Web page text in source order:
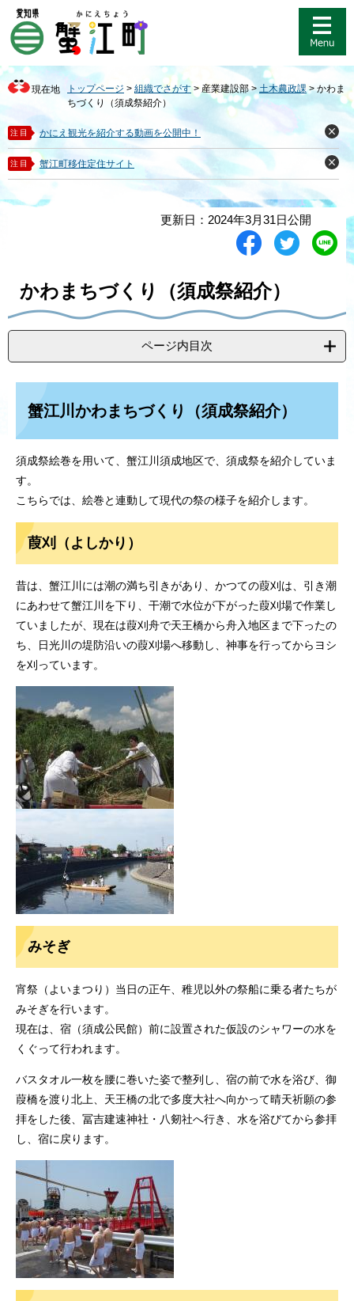
ジ
先
頭
で
す
。
ュ
を
飛
ば
し
て
本
文
現在地 トップページ > 組織でさがす > 産業建設部 > 土木農政課 > かわま
ちづくり（須成祭紹介）
注目 かにえ観光を紹介する動画を公開中！
閉
じ
る
注目 蟹江町移住定住サイト
閉
じ
更新日：2024年3月31日公開
シ
す
る
ツ
る
L
る
かわまちづくり（須成祭紹介）
ページ内目次
蟹江川かわまちづくり（須成祭紹介）
須成祭絵巻を用いて、蟹江川須成地区で、須成祭を紹介していま
す。
こちらでは、絵巻と連動して現代の祭の様子を紹介します。
葭刈（よしかり）
昔は、蟹江川には潮の満ち引きがあり、かつての葭刈は、引き潮
にあわせて蟹江川を下り、干潮で水位が下がった葭刈場で作業し
ていましたが、現在は葭刈舟で天王橋から舟入地区まで下ったの
ち、日光川の堤防沿いの葭刈場へ移動し、神事を行ってからヨシ
を刈っています。
みそぎ
宵祭（よいまつり）当日の正午、稚児以外の祭船に乗る者たちが
みそぎを行います。
現在は、宿（須成公民館）前に設置された仮設のシャワーの水を
くぐって行われます。
バスタオル一枚を腰に巻いた姿で整列し、宿の前で水を浴び、御
葭橋を渡り北上、天王橋の北で多度大社へ向かって晴天祈願の参
拝をした後、冨吉建速神社・八剱社へ行き、水を浴びてから参拝
し、宿に戻ります。